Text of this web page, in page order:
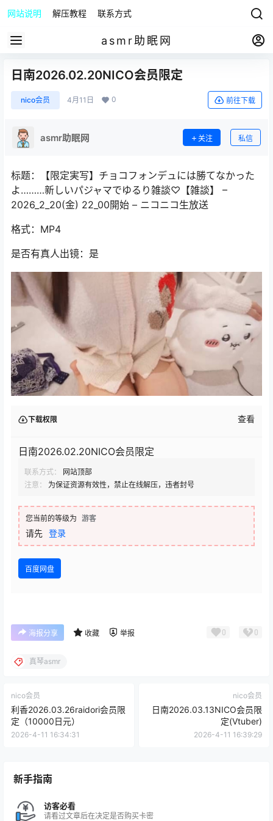
网站说明 解压教程 联系方式
asmr助眠网
日南2026.02.20NICO会员限定
nico会员 4月11日 0 前往下载
asmr助眠网 关注 私信
标题：【限定実写】チョコフォンデュには勝てなかった
よ………新しいパジャマでゆるり雑談♡【雑談】 –
2026_2_20(金) 22_00開始 – ニコニコ生放送
格式：MP4
是否有真人出镜：是
下载权限 查看
日南2026.02.20NICO会员限定
联系方式：
网站顶部
注意：
为保证资源有效性，禁止在线解压，违者封号
您当前的等级为 游客
请先 登录
百度网盘
海报分享 收藏 举报 0 0
真琴asmr
nico会员
利香2026.03.26raidori会员限
定（10000日元）
2026-4-11 16:34:31
nico会员
日南2026.03.13NICO会员限
定(Vtuber)
2026-4-11 16:39:29
新手指南
访客必看
请看过文章后在决定是否购买卡密